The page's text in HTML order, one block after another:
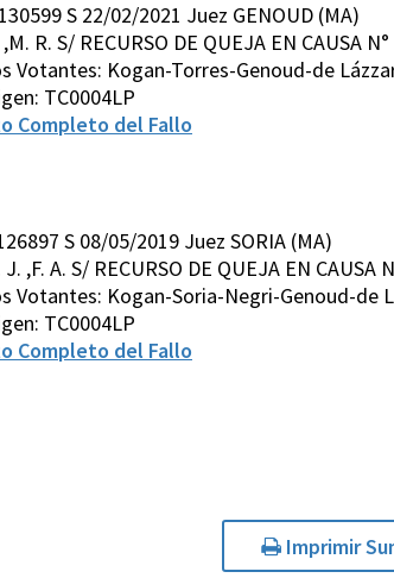
S 22/02/2021 Juez GENOUD (MA)
R. S/ RECURSO DE QUEJA EN CAUSA
Votantes: Kogan-Torres-Genoud-de
TC0004LP
Completo del Fallo
S 08/05/2019 Juez SORIA (MA)
,F. A. S/ RECURSO DE QUEJA EN CAUSA
Votantes: Kogan-Soria-Negri-Genoud-de
TC0004LP
Completo del Fallo
Imprimir